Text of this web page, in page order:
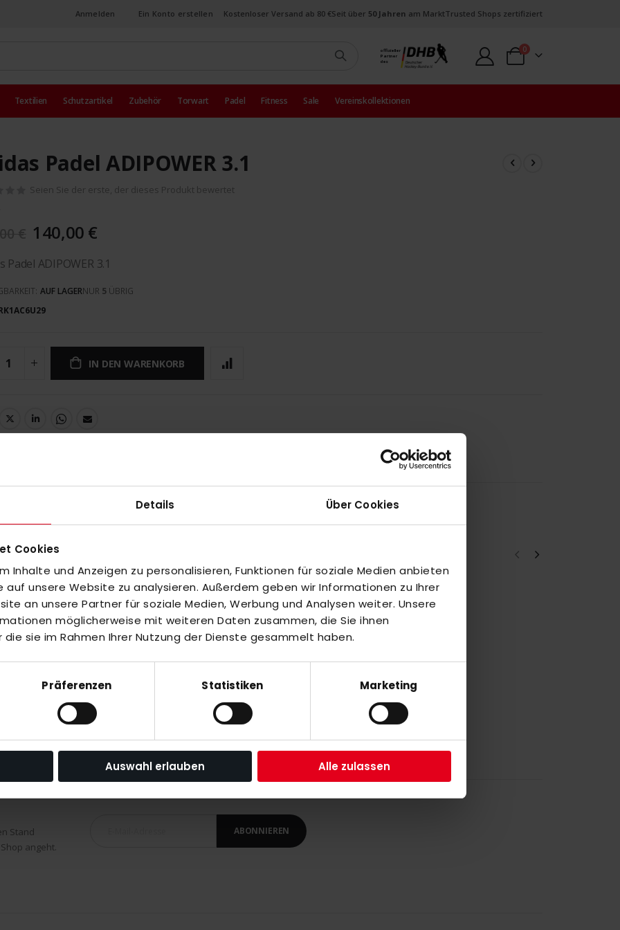
Details Über Cookies
Cookies
Inhalte und Anzeigen zu personalisieren, Funktionen für soziale Medien anbieten
auf unsere Website zu analysieren. Außerdem geben wir Informationen zu Ihrer
an unsere Partner für soziale Medien, Werbung und Analysen weiter. Unsere
möglicherweise mit weiteren Daten zusammen, die Sie ihnen
sie im Rahmen Ihrer Nutzung der Dienste gesammelt haben.
Präferenzen Statistiken Marketing
Auswahl erlauben Alle zulassen
Anmelden Ein Konto erstellen Kostenloser Versand ab 80 €Seit über 50 Jahren am MarktTrusted Shops zertifiziert
offizieller
Partner
des
Warenkorb
0Artikel
Textilien Schutzartikel Zubehör Torwart Padel Fitness Sale Vereinskollektionen
Padel ADIPOWER 3.1
Seien Sie der erste, der dieses Produkt bewertet
140,00 €
Padel ADIPOWER 3.1
AUF LAGERNUR 5ÜBRIG
IN DEN WARENKORB
oderAlle auswählen
Stand
angeht.
ABONNIEREN